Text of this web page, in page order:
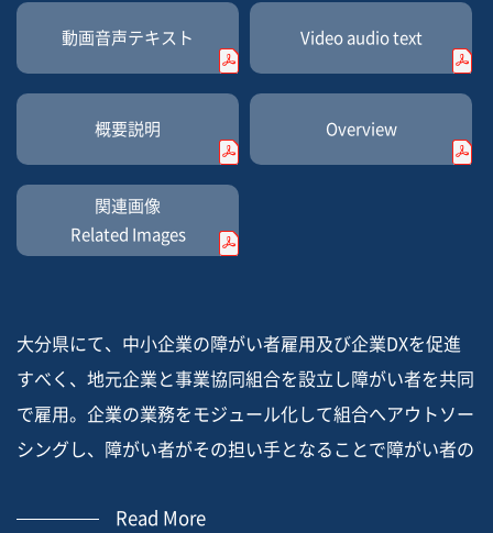
動画音声テキスト Videoaudio text
概要説明 Overview
関連画像
Related Images
大分県にて、中小企業の障がい者雇用及び企業DXを促進
すべく、地元企業と事業協同組合を設立し障がい者を共同
で雇用。企業の業務をモジュール化して組合へアウトソー
シングし、障がい者がその担い手となることで障がい者の
やNTT西の特例子会社であるルセント社のノウハウを活用
Read More